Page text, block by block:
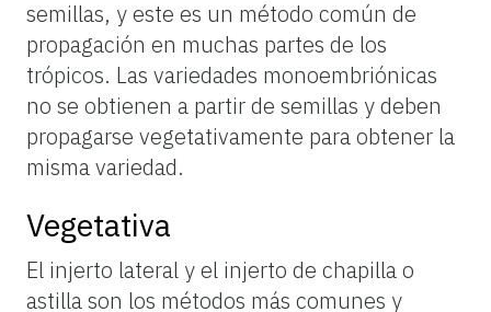
semillas, y este es un método común de
propagación en muchas partes de los
trópicos. Las variedades monoembriónicas
no se obtienen a partir de semillas y deben
propagarse vegetativamente para obtener la
misma variedad.
Vegetativa
El injerto lateral y el injerto de chapilla o
astilla son los métodos más comunes y